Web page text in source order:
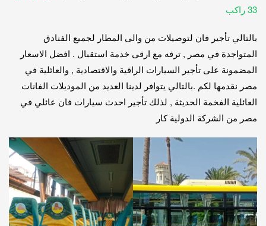
33 راكب
بالتالي تأجير فان لتوصيلات من والى المطار لجميع الفنادق
المتواجدة في مصر , ترفه مع ارقى خدمة استقبال . افضل الاسعار
المضمونة على تأجير السيارات الراقية والاقتصادية , والعائلية في
مصر نقدمها لكم .بالتالي يتوافر لدينا العديد من الموديلات الفانات
العائلية الفخمة الحديثة , لذلك تأجير احدث سيارات فان عائلي في
مصر من الشركة الدولية كار